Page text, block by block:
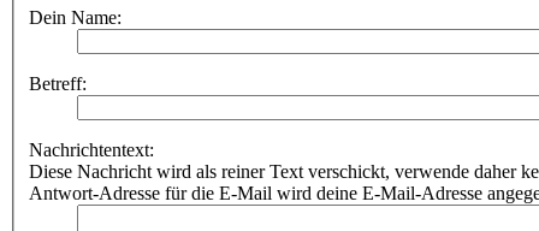
Dein Name:
Betreff:
Nachrichtentext:
Diese Nachricht wird als reiner Text verschickt, verwende daher
Antwort-Adresse für die E-Mail wird deine E-Mail-Adresse